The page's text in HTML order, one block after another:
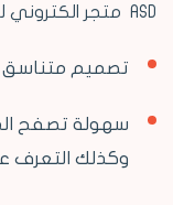
ASD متجر الكتروني لماركة ولدت لتكون براند عالمي.
تصميم متناسق
سهولة تصفح
وكذلك التعرف